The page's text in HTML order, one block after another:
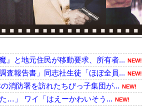
』と地元住民が移動要求、所有者... NEW!
査報告書」同志社生徒「ほぼ全員... NEW!
消防署を訪れたちびっ子集団が... NEW!
…」 ワイ「はえーかわいそう... NEW!